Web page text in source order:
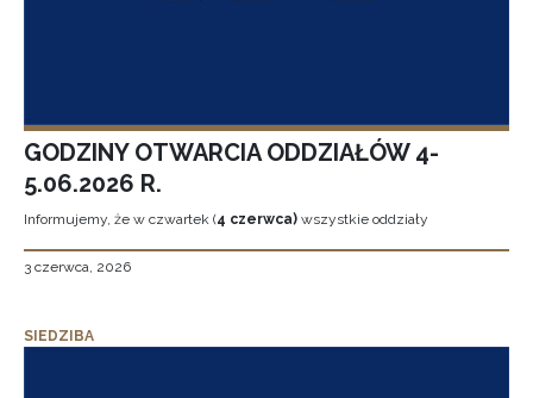
GODZINY OTWARCIA ODDZIAŁÓW 4-
5.06.2026 R.
Informujemy, że w czwartek (4 czerwca) wszystkie oddziały
3 czerwca, 2026
SIEDZIBA